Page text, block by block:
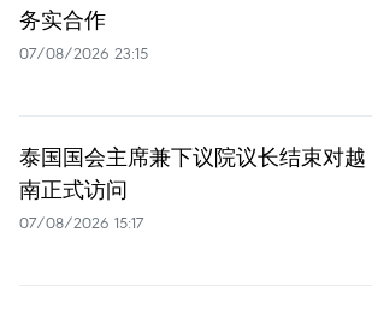
务实合作
07/08/2026 23:15
泰国国会主席兼下议院议长结束对越
南正式访问
07/08/2026 15:17